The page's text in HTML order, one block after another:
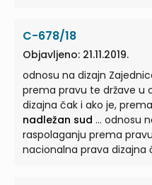
način da mu ono dopušta
stvarno nadležan sud
uputio zahtjev ili sudu koji
stvarno nadležan sud ... na temelju potonje uredbe i
Uredbe br. 1896/2006
tumačiti na način da mu
odredi mjesno istvarno
C-678/18
Objavljeno: 21.11.2019.
odnosu na dizajn
prema pravu te države u
dizajna čak i ako je,
nadležan sud ... odnosu na dizajn Zajednice koje su na
raspolaganju prema
nacionalna prava dizajna